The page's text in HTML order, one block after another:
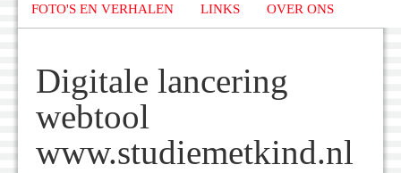
FOTO'S EN VERHALEN LINKS OVER ONS
Digitale lancering
webtool
www.studiemetkind.nl